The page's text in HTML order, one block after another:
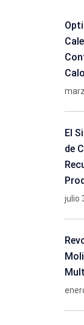
El
de
julio